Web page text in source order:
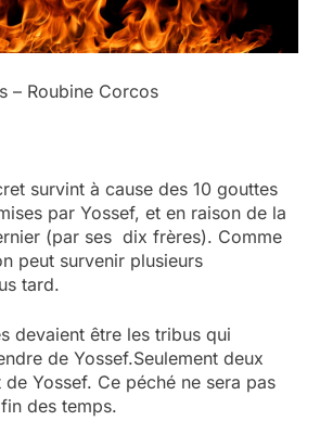
– Roubine Corcos
survint à cause des 10 gouttes
par Yossef, et en raison de la
(par ses dix frères). Comme
peut survenir plusieurs
tard.
devaient être les tribus qui
de Yossef.Seulement deux
Yossef. Ce péché ne sera pas
des temps.